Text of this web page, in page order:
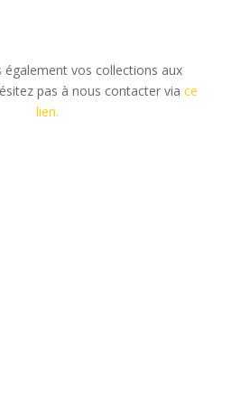
également vos collections aux
pas à nous contacter viace
lien.